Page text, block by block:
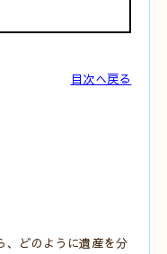
目次へ戻る
、どのように遺産を分